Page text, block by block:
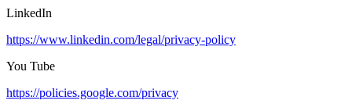
LinkedIn
https://www.linkedin.com/legal/privacy-policy
You Tube
https://policies.google.com/privacy